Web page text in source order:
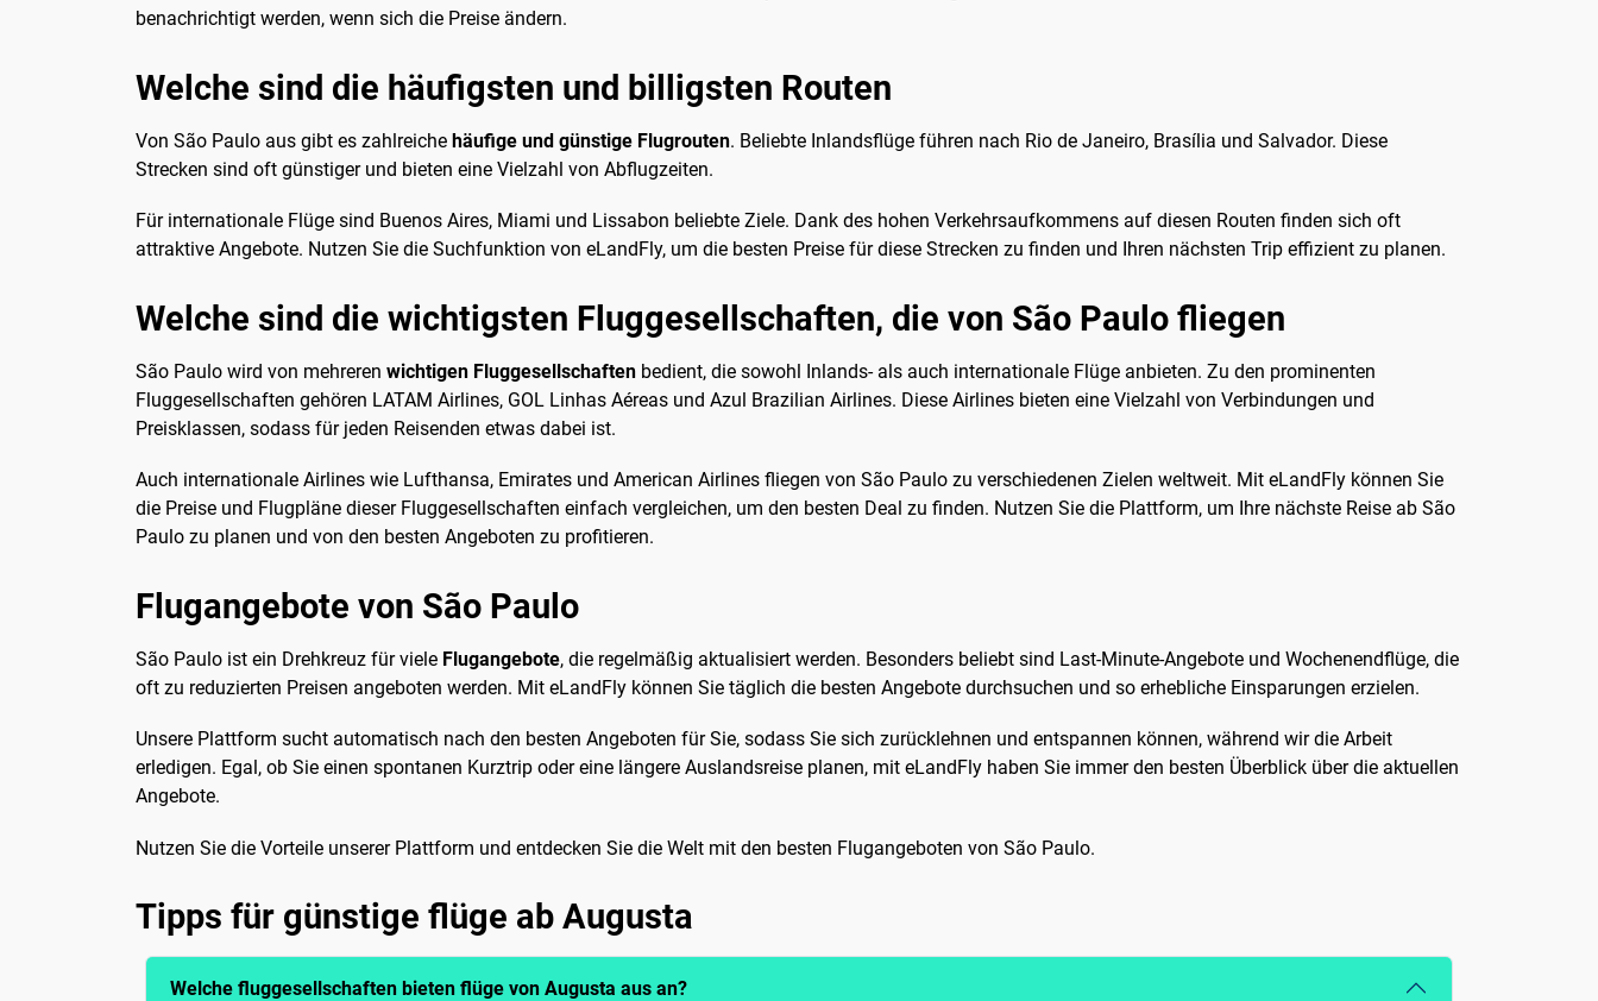
benachrichtigt werden, wenn sich die Preise ändern.
Welche sind die häufigsten und billigsten Routen
Von São Paulo aus gibt es zahlreiche häufige und günstige Flugrouten. Beliebte Inlandsflüge führen nach Rio de Janeiro, Brasília und Salvador. Diese
Strecken sind oft günstiger und bieten eine Vielzahl von Abflugzeiten.
Für internationale Flüge sind Buenos Aires, Miami und Lissabon beliebte Ziele. Dank des hohen Verkehrsaufkommens auf diesen Routen finden sich oft
attraktive Angebote. Nutzen Sie die Suchfunktion von eLandFly, um die besten Preise für diese Strecken zu finden und Ihren nächsten Trip effizient zu planen.
Welche sind die wichtigsten Fluggesellschaften, die von São Paulo fliegen
São Paulo wird von mehreren wichtigen Fluggesellschaften bedient, die sowohl Inlands- als auch internationale Flüge anbieten. Zu den prominenten
Fluggesellschaften gehören LATAM Airlines, GOL Linhas Aéreas und Azul Brazilian Airlines. Diese Airlines bieten eine Vielzahl von Verbindungen und
Preisklassen, sodass für jeden Reisenden etwas dabei ist.
Auch internationale Airlines wie Lufthansa, Emirates und American Airlines fliegen von São Paulo zu verschiedenen Zielen weltweit. Mit eLandFly können Sie
die Preise und Flugpläne dieser Fluggesellschaften einfach vergleichen, um den besten Deal zu finden. Nutzen Sie die Plattform, um Ihre nächste Reise ab São
Paulo zu planen und von den besten Angeboten zu profitieren.
Flugangebote von São Paulo
São Paulo ist ein Drehkreuz für viele Flugangebote, die regelmäßig aktualisiert werden. Besonders beliebt sind Last-Minute-Angebote und Wochenendflüge, die
oft zu reduzierten Preisen angeboten werden. Mit eLandFly können Sie täglich die besten Angebote durchsuchen und so erhebliche Einsparungen erzielen.
Unsere Plattform sucht automatisch nach den besten Angeboten für Sie, sodass Sie sich zurücklehnen und entspannen können, während wir die Arbeit
erledigen. Egal, ob Sie einen spontanen Kurztrip oder eine längere Auslandsreise planen, mit eLandFly haben Sie immer den besten Überblick über die aktuellen
Angebote.
Nutzen Sie die Vorteile unserer Plattform und entdecken Sie die Welt mit den besten Flugangeboten von São Paulo.
Tipps für günstige flüge ab Augusta
Welche fluggesellschaften bieten flüge von Augusta aus an?